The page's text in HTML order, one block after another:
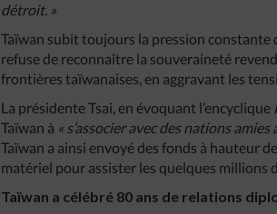
détroit. »
Taïwan subit toujours la pression constante
refuse de reconnaître la souveraineté
frontières taïwanaises, en aggravant les
La présidente Tsai, en évoquant l’encyclique
Taïwan à « s’associer avec des nations
Taïwan a ainsi envoyé des fonds à hauteur
matériel pour assister les quelques millions
Taïwan a célébré 80 ans de relations